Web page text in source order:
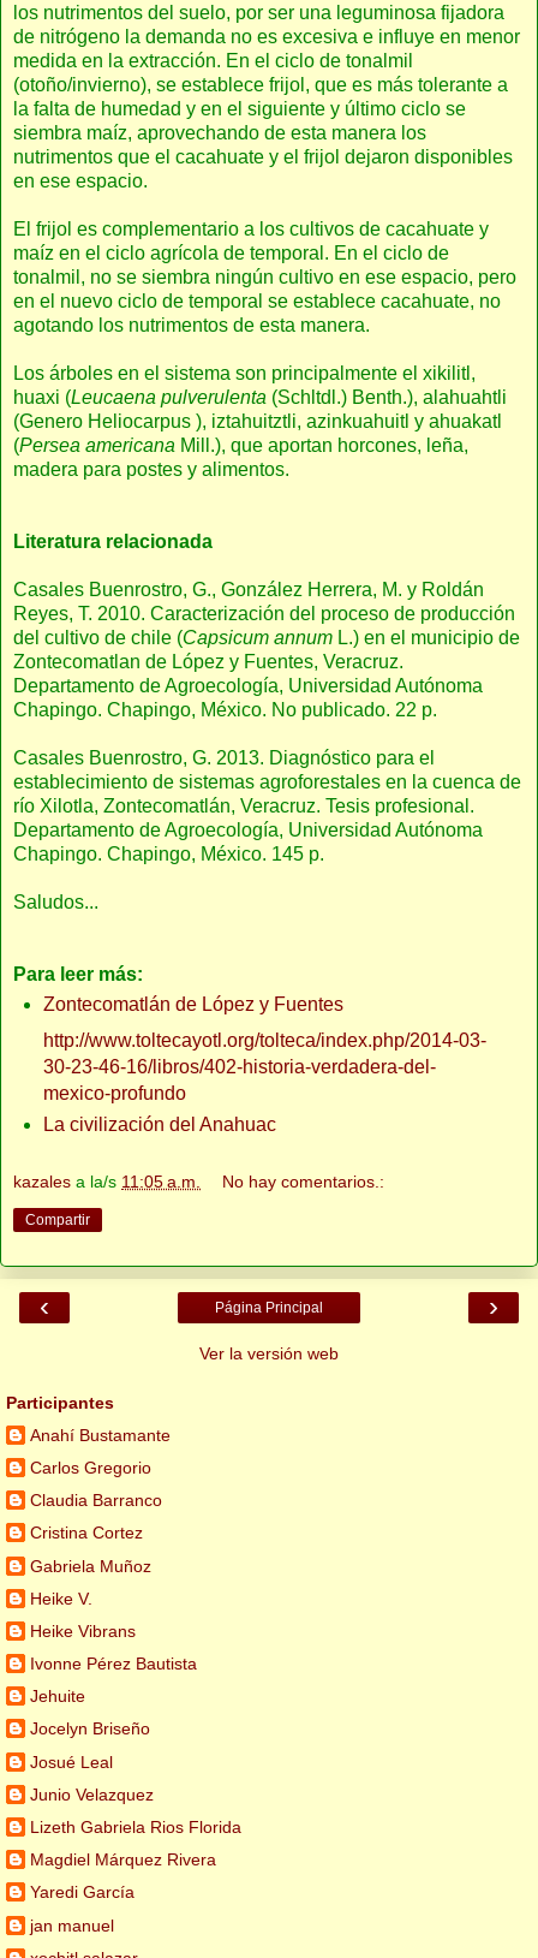
los nutrimentos del suelo, por ser una leguminosa fijadora
de nitrógeno la demanda no es excesiva e influye en menor
medida en la extracción. En el ciclo de tonalmil
(otoño/invierno), se establece frijol, que es más tolerante a
la falta de humedad y en el siguiente y último ciclo se
siembra maíz, aprovechando de esta manera los
nutrimentos que el cacahuate y el frijol dejaron disponibles
en ese espacio.
El frijol es complementario a los cultivos de cacahuate y
maíz en el ciclo agrícola de temporal. En el ciclo de
tonalmil, no se siembra ningún cultivo en ese espacio, pero
en el nuevo ciclo de temporal se establece cacahuate, no
agotando los nutrimentos de esta manera.
Los árboles en el sistema son principalmente el xikilitl,
huaxi (Leucaena pulverulenta (Schltdl.) Benth.), alahuahtli
(Genero Heliocarpus ), iztahuitztli, azinkuahuitl y ahuakatl
(Persea americana Mill.), que aportan horcones, leña,
madera para postes y alimentos.
Literatura relacionada
Casales Buenrostro, G., González Herrera, M. y Roldán
Reyes, T. 2010. Caracterización del proceso de producción
del cultivo de chile (Capsicum annum L.) en el municipio de
Zontecomatlan de López y Fuentes, Veracruz.
Departamento de Agroecología, Universidad Autónoma
Chapingo. Chapingo, México. No publicado. 22 p.
Casales Buenrostro, G. 2013. Diagnóstico para el
establecimiento de sistemas agroforestales en la cuenca de
río Xilotla, Zontecomatlán, Veracruz. Tesis profesional.
Departamento de Agroecología, Universidad Autónoma
Chapingo. Chapingo, México. 145 p.
Saludos...
Para leer más:
Zontecomatlán de López y Fuentes
http://www.toltecayotl.org/tolteca/index.php/2014-03-
30-23-46-16/libros/402-historia-verdadera-del-
mexico-profundo
La civilización del Anahuac
kazales a la/s 11:05 a.m. No hay comentarios.:
Compartir
‹ ›
Página Principal
Ver la versión web
Participantes
Anahí Bustamante
Carlos Gregorio
Claudia Barranco
Cristina Cortez
Gabriela Muñoz
Heike V.
Heike Vibrans
Ivonne Pérez Bautista
Jehuite
Jocelyn Briseño
Josué Leal
Junio Velazquez
Lizeth Gabriela Rios Florida
Magdiel Márquez Rivera
Yaredi García
jan manuel